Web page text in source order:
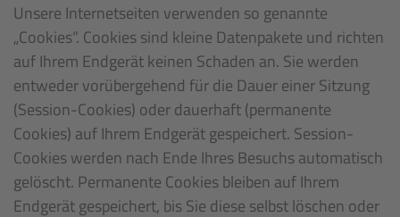
Unsere Internetseiten verwenden so genannte
„Cookies“. Cookies sind kleine Datenpakete und richten
auf Ihrem Endgerät keinen Schaden an. Sie werden
entweder vorübergehend für die Dauer einer Sitzung
(Session-Cookies) oder dauerhaft (permanente
Cookies) auf Ihrem Endgerät gespeichert. Session-
Cookies werden nach Ende Ihres Besuchs automatisch
gelöscht. Permanente Cookies bleiben auf Ihrem
Endgerät gespeichert, bis Sie diese selbst löschen oder